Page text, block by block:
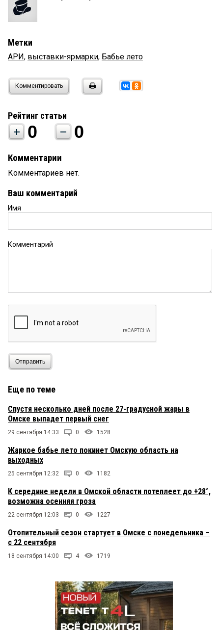
Метки
АРИ, выставки-ярмарки, Бабье лето
Комментировать
Рейтинг статьи
0 0
Комментарии
Комментариев нет.
Ваш комментарий
Имя
Комментарий
Отправить
Еще по теме
Спустя несколько дней после 27-градусной жары в
Омске выпадет первый снег
29 сентября 14:33 0 1528
Жаркое бабье лето покинет Омскую область на
выходных
25 сентября 12:32 0 1182
К середине недели в Омской области потеплеет до +28°,
возможна осенняя гроза
22 сентября 12:03 0 1227
Отопительный сезон стартует в Омске с понедельника –
с 22 сентября
18 сентября 14:00 4 1719